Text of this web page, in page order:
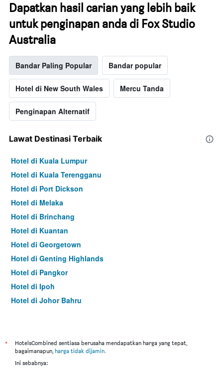
Dapatkan hasil carian yang lebih baik
untuk penginapan anda di Fox Studio
Australia
Bandar Paling Popular Bandar popular
Hotel di New South Wales Mercu Tanda
Penginapan Alternatif
Lawat Destinasi Terbaik
Hotel di Kuala Lumpur
Hotel di Kuala Terengganu
Hotel di Port Dickson
Hotel di Melaka
Hotel di Brinchang
Hotel di Kuantan
Hotel di Georgetown
Hotel di Genting Highlands
Hotel di Pangkor
Hotel di Ipoh
Hotel di Johor Bahru
Hotel di Kuching
Hotel di Tokyo
*
HotelsCombined sentiasa berusaha mendapatkan harga yang tepat,
bagaimanapun, harga tidak dijamin.
Ini sebabnya: